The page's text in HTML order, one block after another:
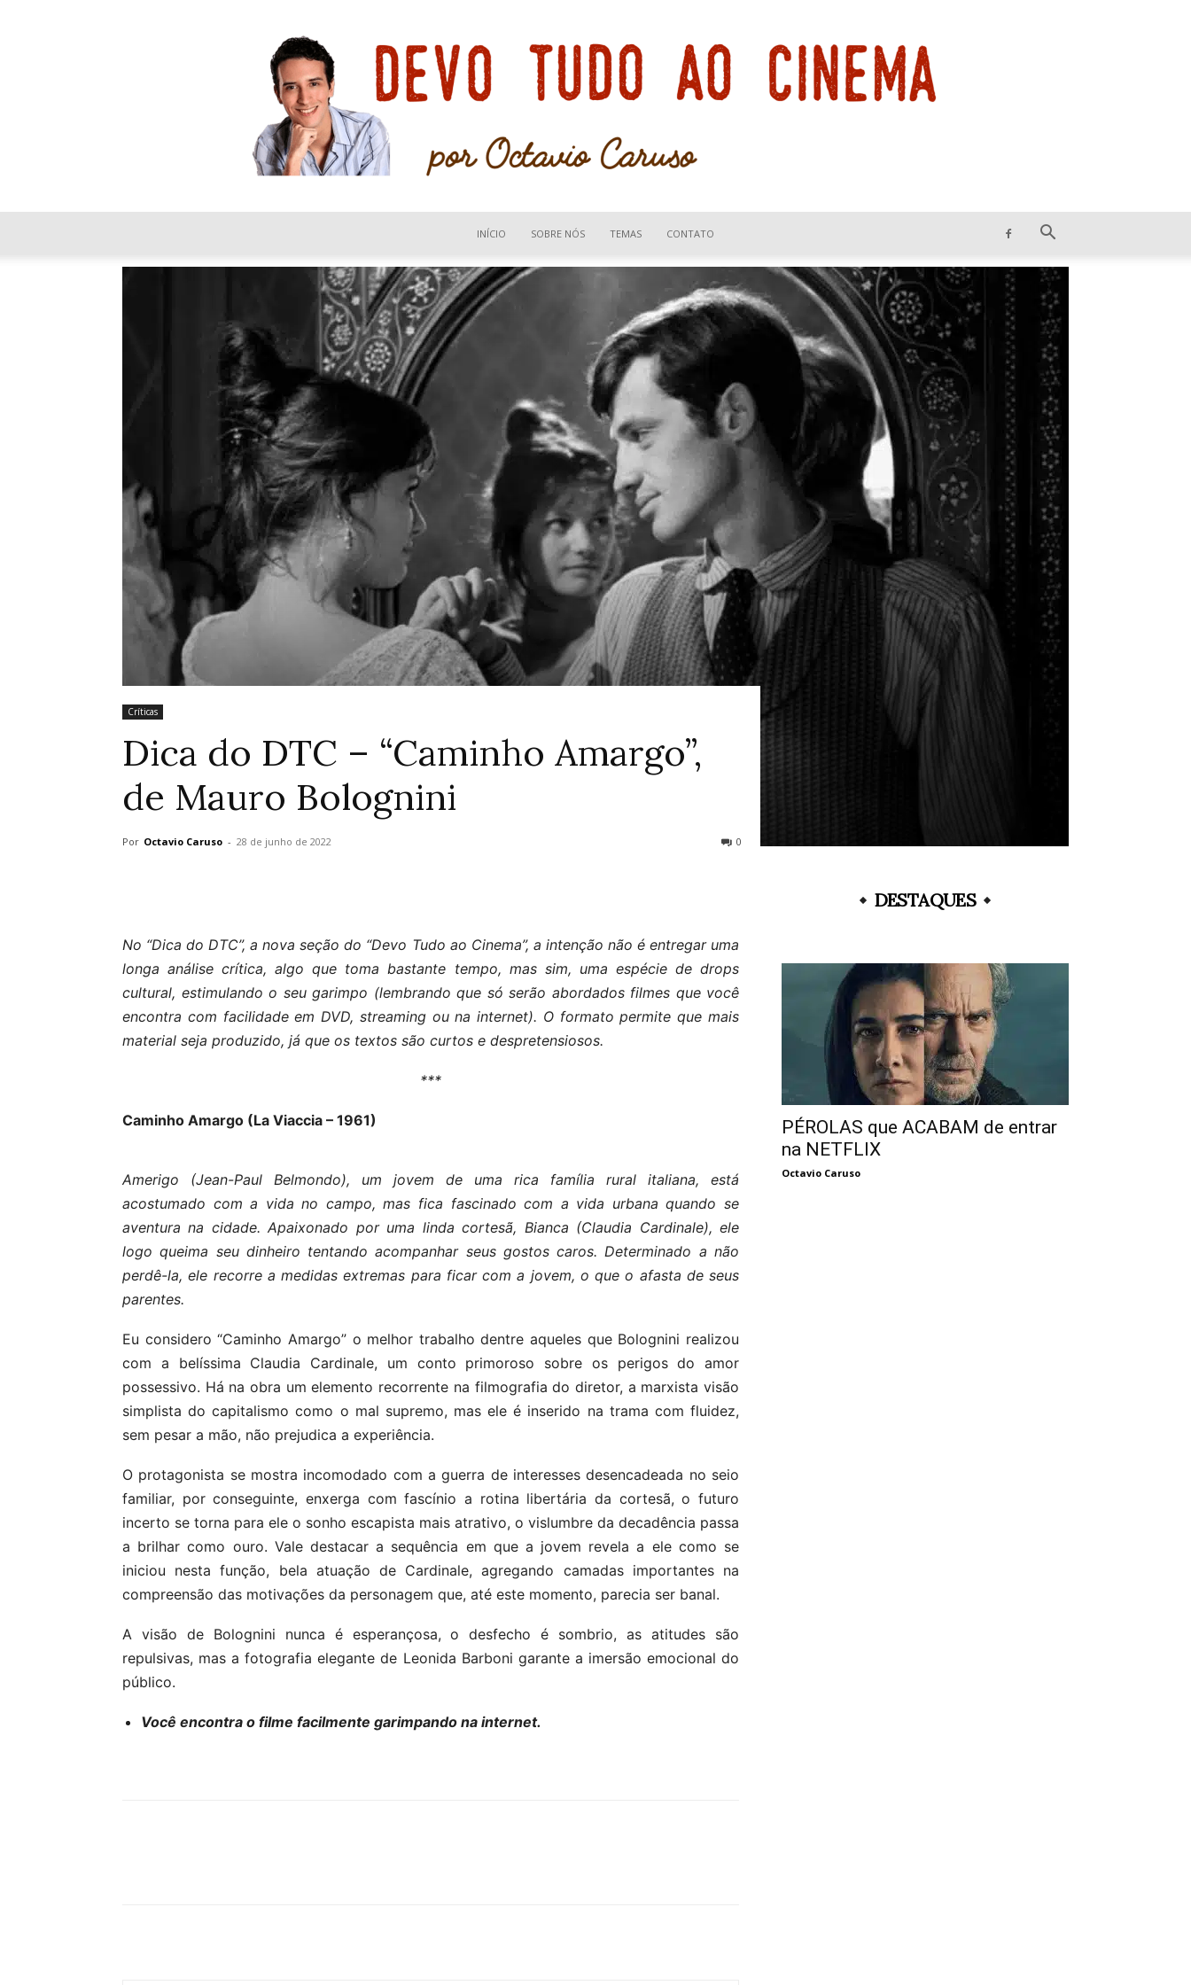
Devo
tudo
ao
Cinema
INÍCIO SOBRE NÓS TEMAS CONTATO
Críticas
Dica do DTC – “Caminho Amargo”,
de Mauro Bolognini
Por Octavio Caruso - 28 de junho de 2022 0
No “Dica do DTC”, a nova seção do “Devo Tudo ao Cinema”, a intenção não é entregar uma
longa análise crítica, algo que toma bastante tempo, mas sim, uma espécie de drops
cultural, estimulando o seu garimpo (lembrando que só serão abordados filmes que você
encontra com facilidade em DVD, streaming ou na internet). O formato permite que mais
material seja produzido, já que os textos são curtos e despretensiosos.
***
Caminho Amargo (La Viaccia – 1961)
Amerigo (Jean-Paul Belmondo), um jovem de uma rica família rural italiana, está
acostumado com a vida no campo, mas fica fascinado com a vida urbana quando se
aventura na cidade. Apaixonado por uma linda cortesã, Bianca (Claudia Cardinale), ele
logo queima seu dinheiro tentando acompanhar seus gostos caros. Determinado a não
perdê-la, ele recorre a medidas extremas para ficar com a jovem, o que o afasta de seus
parentes.
Eu considero “Caminho Amargo” o melhor trabalho dentre aqueles que Bolognini realizou
com a belíssima Claudia Cardinale, um conto primoroso sobre os perigos do amor
possessivo. Há na obra um elemento recorrente na filmografia do diretor, a marxista visão
simplista do capitalismo como o mal supremo, mas ele é inserido na trama com fluidez,
sem pesar a mão, não prejudica a experiência.
O protagonista se mostra incomodado com a guerra de interesses desencadeada no seio
familiar, por conseguinte, enxerga com fascínio a rotina libertária da cortesã, o futuro
incerto se torna para ele o sonho escapista mais atrativo, o vislumbre da decadência passa
a brilhar como ouro. Vale destacar a sequência em que a jovem revela a ele como se
iniciou nesta função, bela atuação de Cardinale, agregando camadas importantes na
compreensão das motivações da personagem que, até este momento, parecia ser banal.
A visão de Bolognini nunca é esperançosa, o desfecho é sombrio, as atitudes são
repulsivas, mas a fotografia elegante de Leonida Barboni garante a imersão emocional do
público.
Você encontra o filme facilmente garimpando na internet.
DESTAQUES
PÉROLAS que ACABAM de entrar
na NETFLIX
Octavio Caruso